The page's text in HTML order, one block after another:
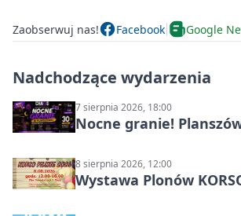
Zaobserwuj nas! Facebook Google
Nadchodzące wydarzenia
7 sierpnia 2026, 18:00
Nocne granie!
8 sierpnia 2026, 12:00
Wystawa Plonów